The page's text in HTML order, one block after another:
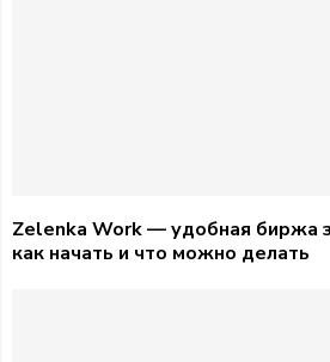
Zelenka Work — удобная биржа
как начать и что можно делать